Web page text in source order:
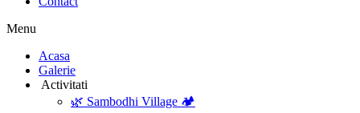
Menu
‎Acasa
Galerie
‎ ‎Activitati‎
🌿 Sambodhi Village 🏕️